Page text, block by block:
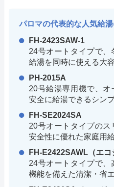
パロマの代表的な人気給
FH-2423SAW-1
24号オートタイプで
給湯を同時に使える大
PH-2015A
20号給湯専用機で、オ
安全に給湯できるシン
FH-SE2024SA
20号オートタイプのス
安全性に優れた家庭用給
FH-E2422SAWL（エコ
24号オートタイプで
機能を備えた清潔・省